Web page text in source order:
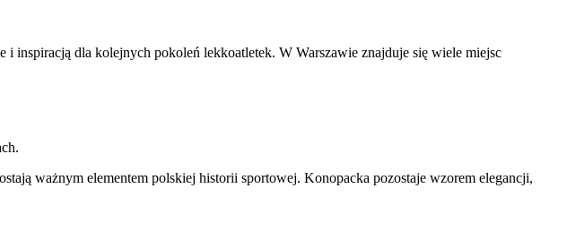
i inspiracją dla kolejnych pokoleń lekkoatletek. W Warszawie znajduje się wiele miejsc
ważnym elementem polskiej historii sportowej. Konopacka pozostaje wzorem elegancji,